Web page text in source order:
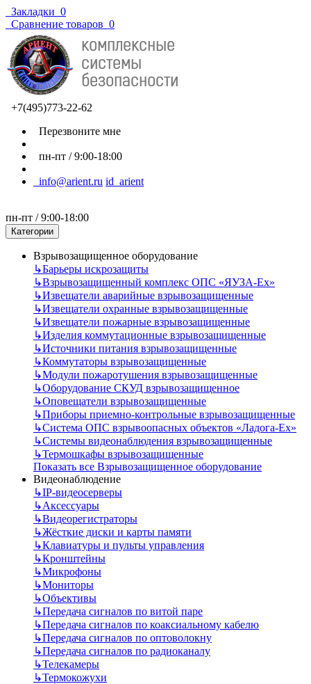
Закладки 0
Сравнение товаров 0
+7(495)773-22-62
Перезвоните мне
пн-пт / 9:00-18:00
info@arient.ru id_arient
пн-пт / 9:00-18:00
Категории
Взрывозащищенное оборудование
↳Барьеры искрозащиты
↳Взрывозащищенный комплекс ОПС «ЯУЗА-Ех»
↳Извещатели аварийные взрывозащищенные
↳Извещатели охранные взрывозащищенные
↳Извещатели пожарные взрывозащищенные
↳Изделия коммутационные взрывозащищенные
↳Источники питания взрывозащищенные
↳Коммутаторы взрывозащищенные
↳Модули пожаротушения взрывозащищенные
↳Оборудование СКУД взрывозащищенное
↳Оповещатели взрывозащищенные
↳Приборы приемно-контрольные взрывозащищенные
↳Система ОПС взрывоопасных объектов «Ладога-Ex»
↳Системы видеонаблюдения взрывозащищенные
↳Термошкафы взрывозащищенные
Показать все Взрывозащищенное оборудование
Видеонаблюдение
↳IP-видеосерверы
↳Аксессуары
↳Видеорегистраторы
↳Жёсткие диски и карты памяти
↳Клавиатуры и пульты управления
↳Кронштейны
↳Микрофоны
↳Мониторы
↳Объективы
↳Передача сигналов по витой паре
↳Передача сигналов по коаксиальному кабелю
↳Передача сигналов по оптоволокну
↳Передача сигналов по радиоканалу
↳Телекамеры
↳Термокожухи